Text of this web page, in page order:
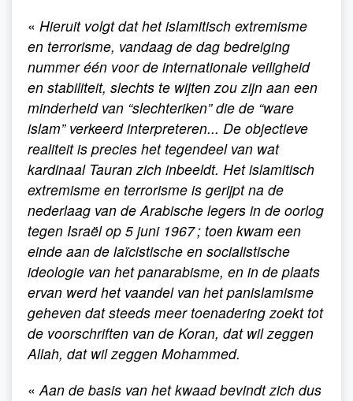
« Hieruit volgt dat het islamitisch extremisme
en terrorisme, vandaag de dag bedreiging
nummer één voor de internationale veiligheid
en stabiliteit, slechts te wijten zou zijn aan een
minderheid van “slechteriken” die de “ware
islam” verkeerd interpreteren... De objectieve
realiteit is precies het tegendeel van wat
kardinaal Tauran zich inbeeldt. Het islamitisch
extremisme en terrorisme is gerijpt na de
nederlaag van de Arabische legers in de oorlog
tegen Israël op 5 juni 1967 ; toen kwam een
einde aan de laïcistische en socialistische
ideologie van het panarabisme, en in de plaats
ervan werd het vaandel van het panislamisme
geheven dat steeds meer toenadering zoekt tot
de voorschriften van de Koran, dat wil zeggen
Allah, dat wil zeggen Mohammed.
« Aan de basis van het kwaad bevindt zich dus